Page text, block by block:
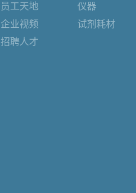
员工天地
企业视频
招聘人才
仪器
试剂耗材